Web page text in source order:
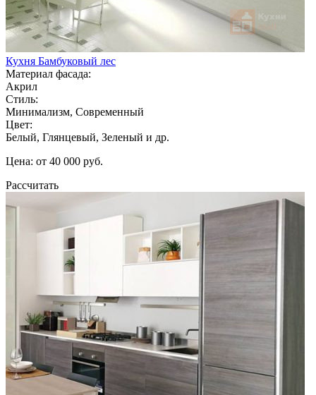
Кухня Бамбуковый лес
Материал фасада:
Акрил
Стиль:
Минимализм, Современный
Цвет:
Белый, Глянцевый, Зеленый и др.
Цена: от 40 000 руб.
Рассчитать